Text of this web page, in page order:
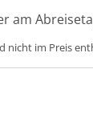
am
nicht im Preis